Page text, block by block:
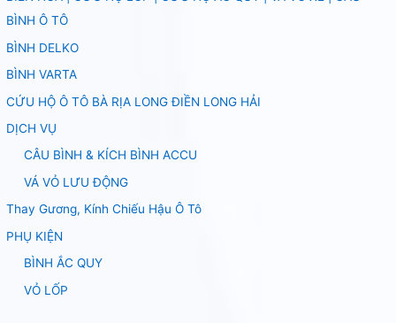
BÌNH Ô TÔ
BÌNH DELKO
BÌNH VARTA
CỨU HỘ Ô TÔ BÀ RỊA LONG ĐIỀN LONG HẢI
DỊCH VỤ
CÂU BÌNH & KÍCH BÌNH ACCU
VÁ VỎ LƯU ĐỘNG
Thay Gương, Kính Chiếu Hậu Ô Tô
PHỤ KIỆN
BÌNH ẮC QUY
VỎ LỐP